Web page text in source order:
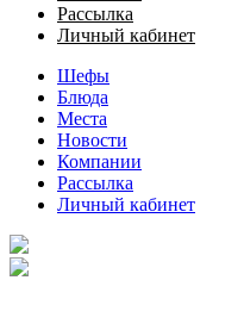
Рассылка
Личный кабинет
Шефы
Блюда
Места
Новости
Компании
Рассылка
Личный кабинет